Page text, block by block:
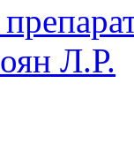
Л.Р.